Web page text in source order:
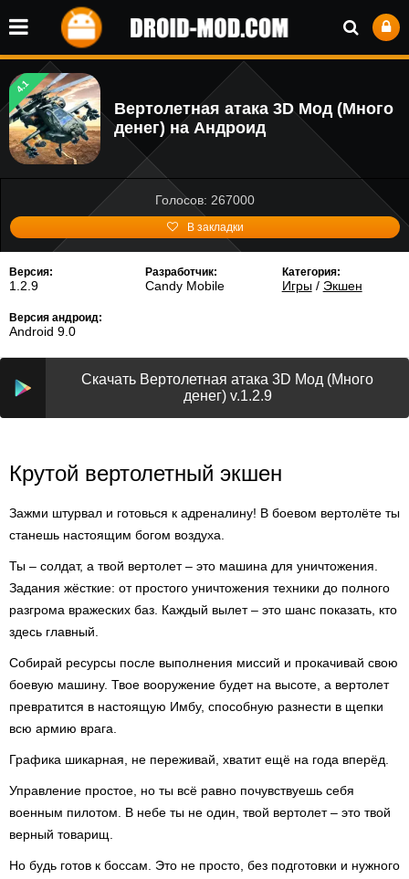
4.1
Вертолетная атака 3D Мод (Много
денег) на Андроид
Голосов: 267000
В закладки
Версия:
1.2.9
Разработчик:
Candy Mobile
Категория:
Игры/ Экшен
Версия андроид:
Android 9.0
Скачать Вертолетная атака 3D Мод (Много
денег) v.1.2.9
Крутой вертолетный экшен
Зажми штурвал и готовься к адреналину! В боевом вертолёте ты
станешь настоящим богом воздуха.
Ты – солдат, а твой вертолет – это машина для уничтожения.
Задания жёсткие: от простого уничтожения техники до полного
разгрома вражеских баз. Каждый вылет – это шанс показать, кто
здесь главный.
Собирай ресурсы после выполнения миссий и прокачивай свою
боевую машину. Твое вооружение будет на высоте, а вертолет
превратится в настоящую Имбу, способную разнести в щепки
всю армию врага.
Графика шикарная, не переживай, хватит ещё на года вперёд.
Управление простое, но ты всё равно почувствуешь себя
военным пилотом. В небе ты не один, твой вертолет – это твой
верный товарищ.
Но будь готов к боссам. Это не просто, без подготовки и нужного